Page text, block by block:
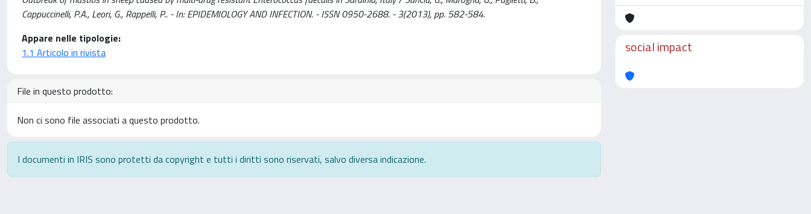
Cappuccinelli, P.A., Leori, G., Rappelli, P.. - In: EPIDEMIOLOGY AND INFECTION. - ISSN 0950-2688. - 3(2013), pp. 582-584.
Appare nelle tipologie:
1.1 Articolo in rivista
File in questo prodotto:
Non ci sono file associati a questo prodotto.
I documenti in IRIS sono protetti da copyright e tutti i diritti sono riservati, salvo diversa indicazione.
social impact